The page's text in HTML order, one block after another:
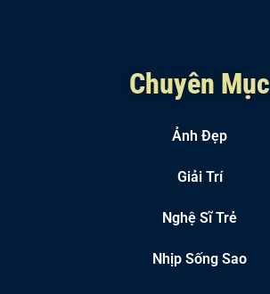
Chuyên Mục
Ảnh Đẹp
Giải Trí
Nghệ Sĩ Trẻ
Nhịp Sống Sao